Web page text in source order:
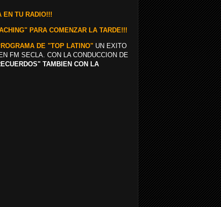
EN TU RADIO!!!
PARA COMENZAR LA TARDE!!!
DE "TOP LATINO" UN EXITO
FM SECLA. CON LA CONDUCCION DE
TAMBIEN CON LA